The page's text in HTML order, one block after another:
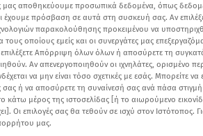
μας αποθηκεύουμε προσωπικά δεδομένα, όπως
έχουμε πρόσβαση σε αυτά στη συσκευή σας. Αν
παρακολούθησης προκειμένου να
τους οποίους εμείς και οι συνεργάτες μας
Απόρριψη όλων όλων ή αποσύρετε τη
Αν απενεργοποιηθούν οι ιχνηλάτες, ορισμένο
να μην είναι τόσο σχετικές με εσάς. Μπορείτε
σας ή να αποσύρετε τη συναίνεσή σας ανά πάσα
κάτω μέρος της ιστοσελίδας [ή το αιωρούμενο
Οι επιλογές σας θα τεθούν σε ισχύ στον Ιστότοπος.
μας.